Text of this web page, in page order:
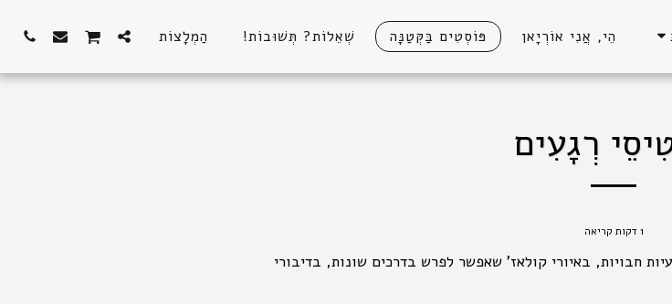
הֵי, אֲנִי אוֹרְיָאן פּוֹסְטִים בַּקְּטַנָּה שְׁאֵלוֹת? תְּשׁוּבוֹת! הַמְלָצוֹת
רְגָעִים
1 דקות קריאה
חבויות, באיורי קולאז' שאפשר לפרש בדרכים שונות, בדיבורי